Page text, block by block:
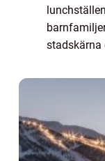
stadskärna
lunchpaus